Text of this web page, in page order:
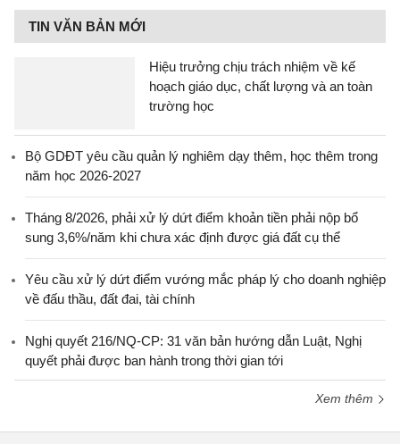
TIN VĂN BẢN MỚI
Hiệu trưởng chịu trách nhiệm về kế
hoạch giáo dục, chất lượng và an toàn
trường học
Bộ GDĐT yêu cầu quản lý nghiêm dạy thêm, học thêm trong
năm học 2026-2027
Tháng 8/2026, phải xử lý dứt điểm khoản tiền phải nộp bổ
sung 3,6%/năm khi chưa xác định được giá đất cụ thể
Yêu cầu xử lý dứt điểm vướng mắc pháp lý cho doanh nghiệp
về đấu thầu, đất đai, tài chính
Nghị quyết 216/NQ-CP: 31 văn bản hướng dẫn Luật, Nghị
quyết phải được ban hành trong thời gian tới
Xem thêm